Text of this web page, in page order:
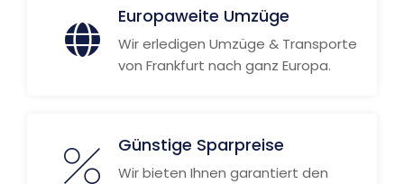
Europaweite Umzüge
Wir erledigen Umzüge & Transporte
von Frankfurt nach ganz Europa.
Günstige Sparpreise
Wir bieten Ihnen garantiert den